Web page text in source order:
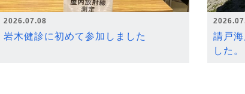
2026.07.08
岩木健診に初めて参加しました
請戸
した。